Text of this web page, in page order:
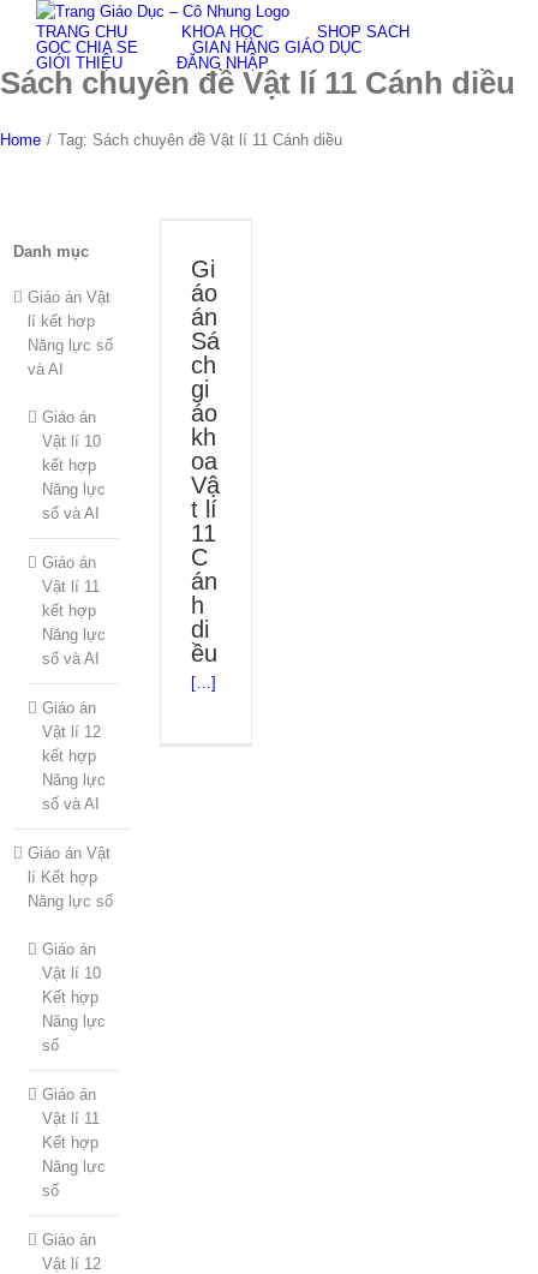
content
TRANG CHỦ KHÓA HỌC
SHOP SÁCH
GÓC CHIA SẺ
GIAN HÀNG GIÁO DỤC
GIỚI THIỆU
ĐĂNG NHẬP
Sách chuyên đề Vật lí 11 Cánh diều
Home / Tag: Sách chuyên đề Vật lí 11 Cánh diều
Gi
áo
án
Sá
ch
gi
áo
kh
oa
Vậ
t lí
11
C
án
h
di
ều
[…]
Danh mục
Giáo án Vật
lí kết hợp
Năng lực số
và AI
Giáo án
Vật lí 10
kết hợp
Năng lực
số và AI
Giáo án
Vật lí 11
kết hợp
Năng lực
số và AI
Giáo án
Vật lí 12
kết hợp
Năng lực
số và AI
Giáo án Vật
lí Kết hợp
Năng lực số
Giáo án
Vật lí 10
Kết hợp
Năng lực
số
Giáo án
Vật lí 11
Kết hợp
Năng lực
số
Giáo án
Vật lí 12